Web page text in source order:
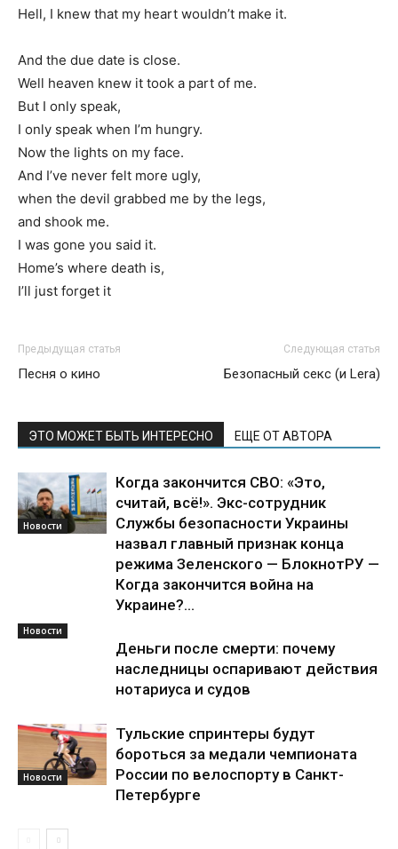
Hell, I knew that my heart wouldn’t make it.
And the due date is close.
Well heaven knew it took a part of me.
But I only speak,
I only speak when I’m hungry.
Now the lights on my face.
And I’ve never felt more ugly,
when the devil grabbed me by the legs,
and shook me.
I was gone you said it.
Home’s where death is,
I’ll just forget it
Предыдущая статья
Песня о кино
Следующая статья
Безопасный секс (и Lera)
ЭТО МОЖЕТ БЫТЬ ИНТЕРЕСНО ЕЩЕ ОТ АВТОРА
Новости
Когда закончится СВО: «Это,
считай, всё!». Экс-сотрудник
Службы безопасности Украины
назвал главный признак конца
режима Зеленского — БлокнотРУ —
Когда закончится война на
Украине?...
Новости
Деньги после смерти: почему
наследницы оспаривают действия
нотариуса и судов
Новости
Тульские спринтеры будут
бороться за медали чемпионата
России по велоспорту в Санкт-
Петербурге